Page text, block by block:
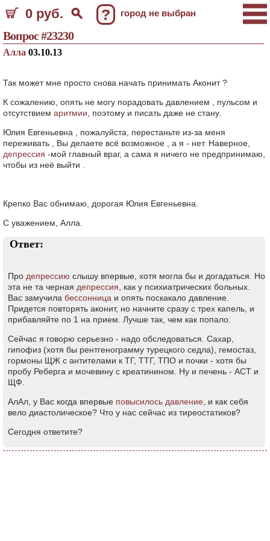
0 руб. ? город не выбран
Вопрос #23230
Алла 03.10.13
Так может мне просто снова начать принимать Аконит ?
К сожалению, опять не могу порадовать давлением , пульсом и
отсутствием аритмии , поэтому и писать даже не стану.
Юлия Евгеньевна , пожалуйста, перестаньте из-за меня
переживать , Вы делаете всё возможное , а я - нет. Наверное,
депрессия -мой главный враг, а сама я ничего не предпринимаю,
чтобы из неё выйти .
Крепко Вас обнимаю, дорогая Юлия Евгеньевна.
С уважением, Алла.
Ответ:
Про депрессию слышу впервые, хотя могла бы и догадаться. Но
эта не та черная депрессия , как у психиатрических больных.
Вас замучила бессонница и опять поскакало давление.
Придется повторять аконит, но начните сразу с трех капель, и
прибавляйте по 1 на прием. Лучше так, чем как попало.
Сейчас я говорю серьезно - надо обследоваться. Сахар,
гипофиз (хотя бы рентгенограмму турецкого седла), гемостаз,
гормоны ЩЖ с антителами к ТГ, ТТГ, ТПО и почки - хотя бы
пробу Реберга и мочевину с креатинином. Ну и печень - АСТ и
ЩФ.
АлАл, у Вас когда впервые повысилось давление , и как себя
вело диастолическое? Что у нас сейчас из тиреостатиков?
Сегодня ответите?